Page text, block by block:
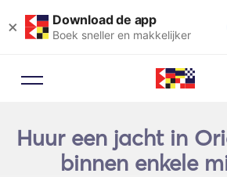
× Download de app
Boek sneller en makkelijker
Huur een jacht in
binnen enkele